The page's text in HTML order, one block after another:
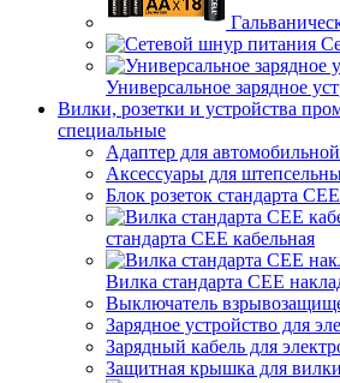
Универсальное зарядное
Вилки, розетки и устройства
специальные
Адаптер для
Аксессуары для
Блок розеток стандарта CEE
стандарта CEE кабельная
Вилка стандарта CEE
Выключатель
Зарядное устройство для
Зарядный кабель для
Защитная крышка для